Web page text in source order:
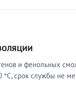
и фенольных
°C, срок службы не